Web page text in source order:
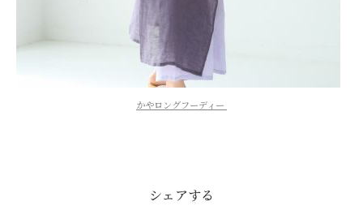
かやロングフーディー
シェアする